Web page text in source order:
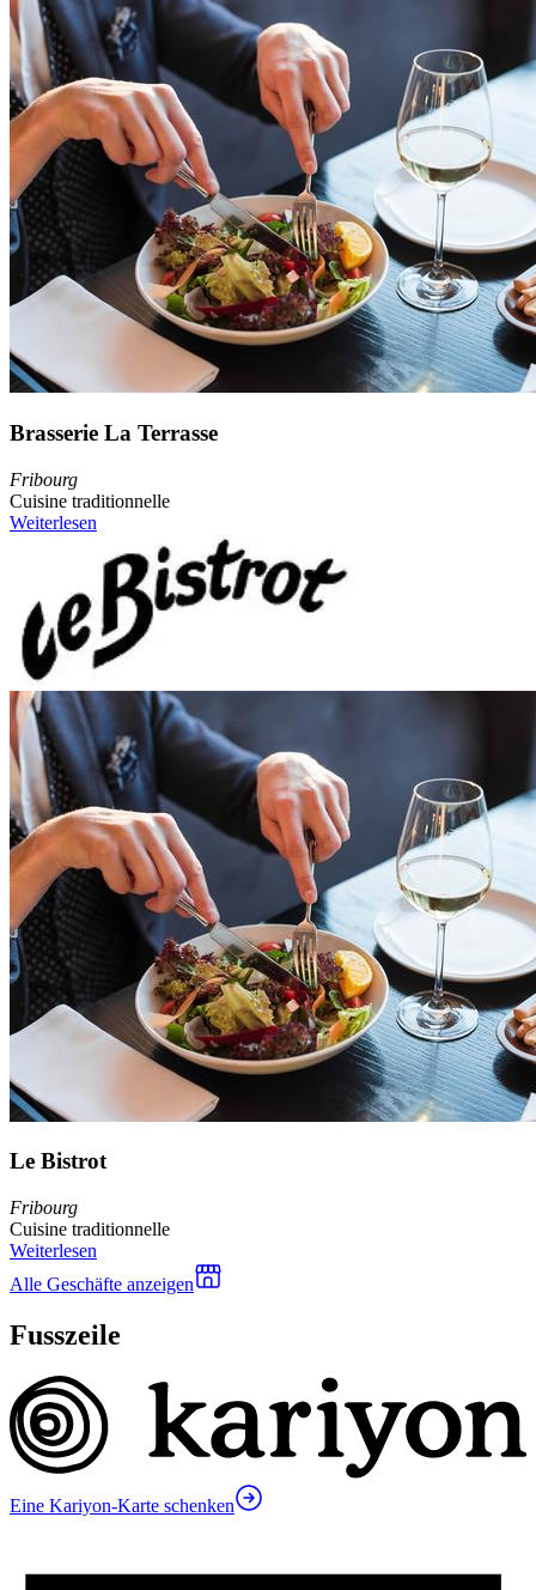
Brasserie La Terrasse
Fribourg
Cuisine traditionnelle
Weiterlesen
Le Bistrot
Fribourg
Cuisine traditionnelle
Weiterlesen
Alle Geschäfte anzeigen
Fusszeile
Eine Kariyon-Karte schenken